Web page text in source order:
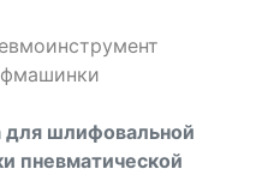
для шлифовальной
пневматической